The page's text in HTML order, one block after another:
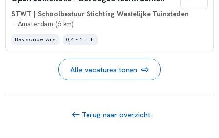
STWT | Schoolbestuur Stichting Westelijke Tuinsteden
- Amsterdam (6 km)
Basisonderwijs 0,4 - 1 FTE
Alle vacatures tonen
Terug naar overzicht